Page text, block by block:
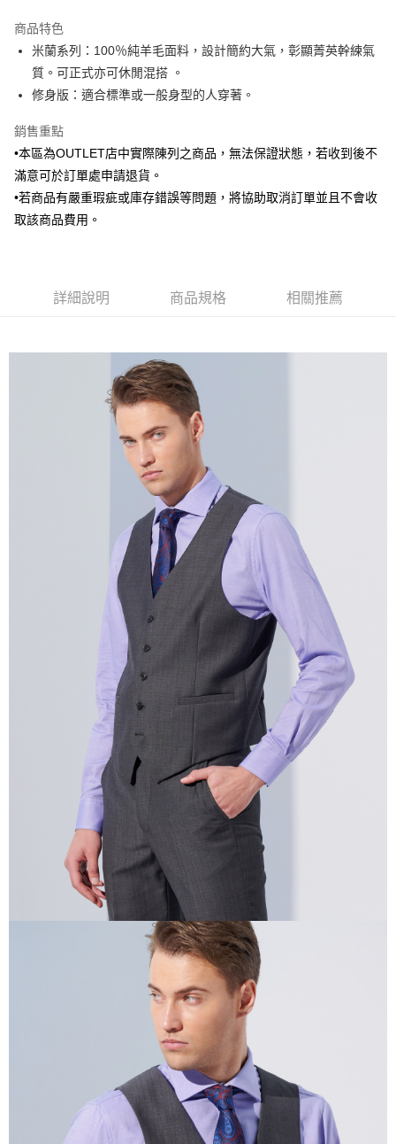
合作金庫商業銀行
華南商業銀行
彰化商業銀行
上海商業儲蓄銀行
國泰世華商業銀行
兆豐國際商業銀行
匯豐（台灣）商業銀行
聯邦商業銀行
遠東國際商業銀行
元大商業銀行
台新國際商業銀行
中國信託商業銀行
台灣樂天信用卡公司
6 期 0 利率 每期
華南商業銀行
上海商業儲蓄銀行
台北富邦商業銀行
臺灣中小企業銀行
匯豐（台灣）商業銀行
華泰商業銀行
聯邦商業銀行
元大商業銀行
永豐商業銀行
玉山商業銀行
LINE Pay
Apple Pay
街口支付
悠遊付
Google Pay
【關於「AFTEE先享後付」】
１．簡單：不需註冊會員、不需綁卡、不需儲值。
２．便利：只要手機號碼，簡訊認證，即可結帳。
３．安心：先確認商品／服務後，再付款。
【「AFTEE先享後付」結帳流程】
１．於結帳方式選擇「AFTEE先享後付」後，將跳轉至「AFTEE先享後付」
結帳頁面，進行簡訊認證並確認金額後，即可完成結帳。
２．訂單成立數日內，您將收到繳費通知簡訊。
３．收到繳費通知簡訊後14天內，點擊此簡訊中的連結，可透過四大超商／
ATM／網路銀行／等多元方式進行付款，方視為交易完成。
※ 請注意：結帳手續完成當下不需立刻繳費，但若您需要取消訂單，請聯絡
購買商品的店家。未經商家同意取消之訂單仍視為有效，需透過AFTEE先享
後付繳納相關費用。
※ 交易是否成功請以「AFTEE先享後付 」之結帳頁面顯示為準，若有關於
是否繳費成功／繳費後需取消欲退款等相關疑問，請聯繫「AFTEE先享後付
https://netprotections.freshdesk.com/support/home
１．透過由恩沛科技股份有限公司提供之「AFTEE先享後付」服務完成之交
易，需依本服務之必要範圍內提供個人資料，並將交易相關給付款項請求債
權轉讓予恩沛科技股份有限公司。
２．關於個人資料處理事宜，請瀏覽以下網址：
https://aftee.tw/terms/#terms3
３．未成年的使用者請事先徵得法定代理人或監護人之同意方可使用
「AFTEE先享後付」，若未經同意申辦者引起之損失，本公司不負相關責
４．使用「AFTEE先享後付」時，將依據個別帳號之用戶狀況，依本公司即
時審查核予不同之上限額度；若仍有額度不足之情形，本公司將視審查結果
請求用戶進行身份認證。
５．嚴禁一人註冊多個帳號或使用他人資訊註冊。若發現惡意使用之情形，
恩沛科技股份有限公司將有權停止該用戶之使用額度並採取法律行動。
每筆NT$120，滿NT$3,000(含以上)免運費
每筆NT$350，滿NT$3,500(含以上)免運費
商品特色
米蘭系列：100％純羊毛面料，設計簡約大氣，彰顯菁英幹練氣
質。可正式亦可休閒混搭 。
修身版：適合標準或一般身型的人穿著。
銷售重點
•本區為OUTLET店中實際陳列之商品，無法保證狀態，若收到後不
滿意可於訂單處申請退貨。
•若商品有嚴重瑕疵或庫存錯誤等問題，將協助取消訂單並且不會收
取該商品費用。
詳細說明 商品規格 相關推薦